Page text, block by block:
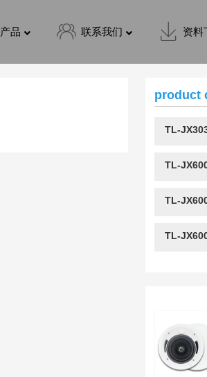
产品 联系我们 资料
product
TL-
TL-
TL-
TL-